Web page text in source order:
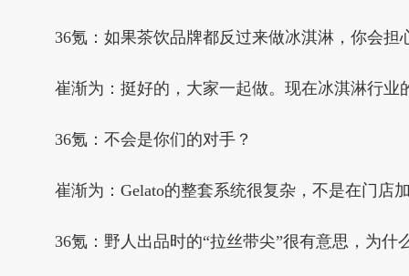
36氪：如果茶饮品牌都反过来做冰淇淋，你会担
崔渐为：挺好的，大家一起做。现在冰淇淋行
36氪：不会是你们的对手？
崔渐为：Gelato的整套系统很复杂，不是在门店
36氪：野人出品时的“拉丝带尖”很有意思，为什